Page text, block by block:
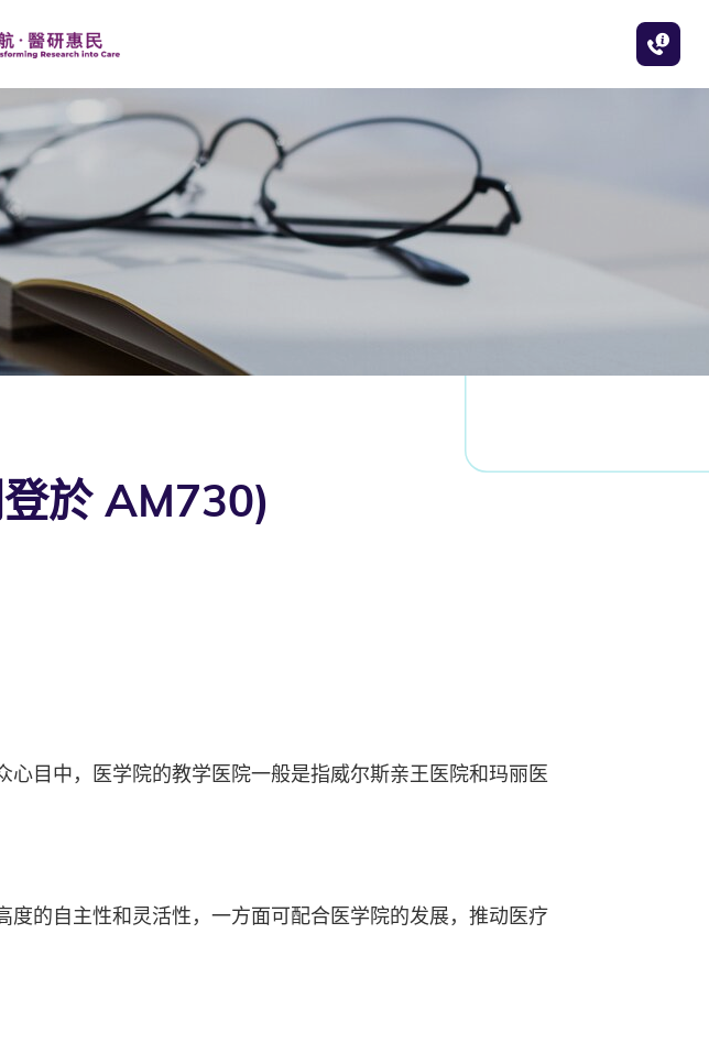
於 AM730)
目中，医学院的教学医院一般是指威尔斯亲王医院和玛丽医
的自主性和灵活性，一方面可配合医学院的发展，推动医疗